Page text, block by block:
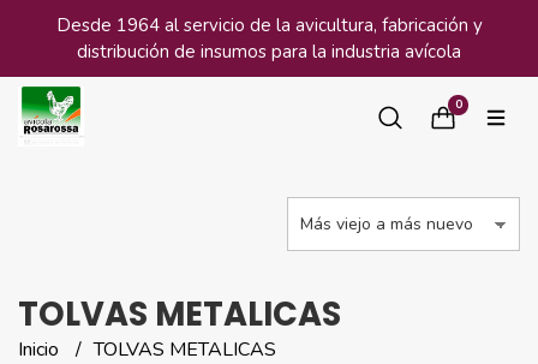
Desde 1964 al servicio de la avicultura, fabricación y
distribución de insumos para la industria avícola
0
TOLVAS METALICAS
Inicio TOLVAS METALICAS